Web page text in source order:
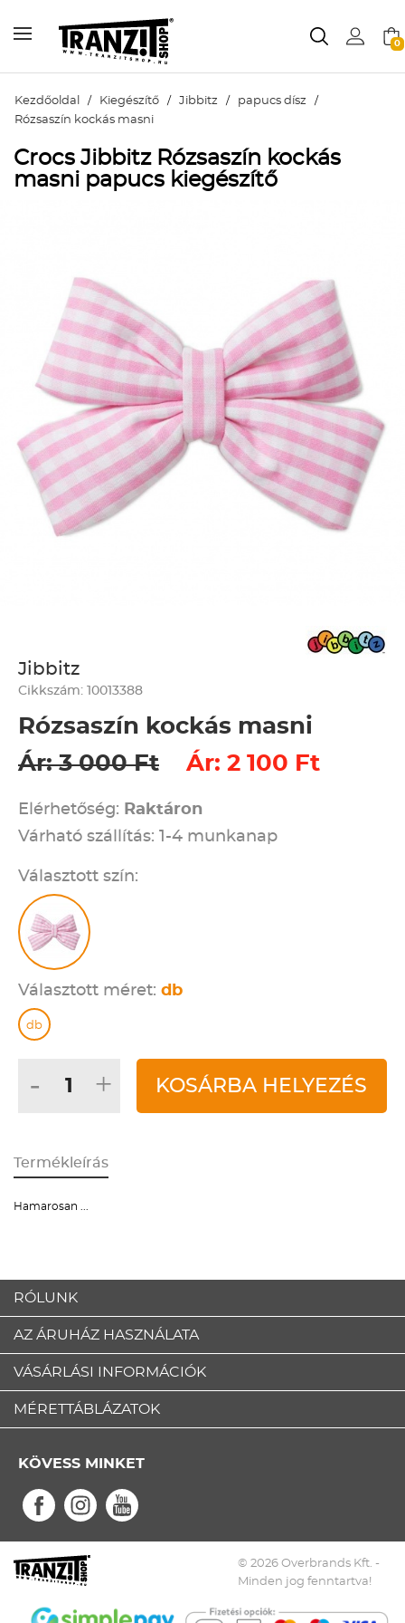
0
Kezdőoldal / Kiegészítő / Jibbitz / papucs dísz /
Rózsaszín kockás masni
Crocs Jibbitz Rózsaszín kockás
masni papucs kiegészítő
Jibbitz
Cikkszám: 10013388
Rózsaszín kockás masni
Ár: 3 000 Ft
Ár: 2 100 Ft
Elérhetőség: Raktáron
Várható szállítás: 1-4 munkanap
Választott szín:
Választott méret: db
db
- + KOSÁRBA HELYEZÉS
Termékleírás
Hamarosan ...
RÓLUNK
AZ ÁRUHÁZ HASZNÁLATA
VÁSÁRLÁSI INFORMÁCIÓK
MÉRETTÁBLÁZATOK
KÖVESS MINKET
© 2026 Overbrands Kft. -
Minden jog fenntartva!